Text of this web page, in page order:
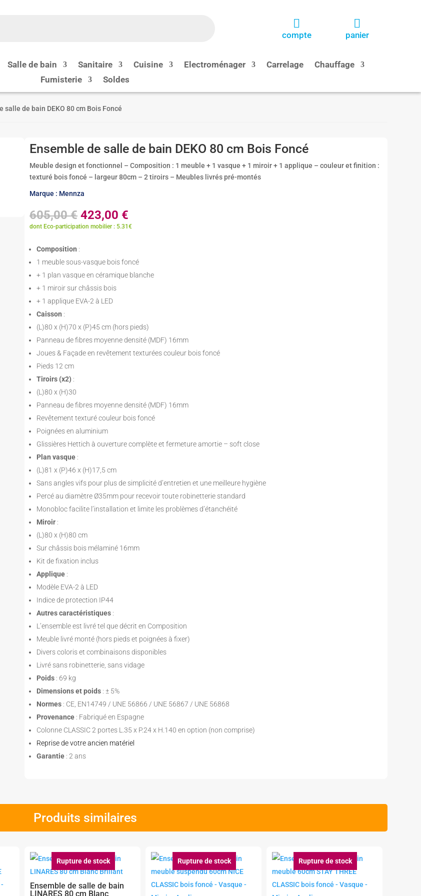

compte

panier
Salle de bain Sanitaire Cuisine Electroménager Carrelage
Chauffage
Fumisterie
Soldes
salle de bain DEKO 80 cm Bois Foncé
Ensemble de salle de bain DEKO 80 cm Bois Foncé
Meuble design et fonctionnel – Composition : 1 meuble + 1 vasque + 1 miroir + 1 applique – couleur et finition :
texturé bois foncé – largeur 80cm – 2 tiroirs – Meubles livrés pré-montés
Marque : Mennza
605,00€ Le
prix
605,00 €.
423,00 €
prix
423,00 €.
dont Eco-participation mobilier : 5.31€
Composition :
1 meuble sous-vasque bois foncé
+ 1 plan vasque en céramique blanche
+ 1 miroir sur châssis bois
+ 1 applique EVA-2 à LED
Caisson :
(L)80 x (H)70 x (P)45 cm (hors pieds)
Panneau de fibres moyenne densité (MDF) 16mm
Joues & Façade en revêtement texturées couleur bois foncé
Pieds 12 cm
Tiroirs (x2) :
(L)80 x (H)30
Panneau de fibres moyenne densité (MDF) 16mm
Revêtement texturé couleur bois foncé
Poignées en aluminium
Glissières Hettich à ouverture complète et fermeture amortie – soft close
Plan vasque :
(L)81 x (P)46 x (H)17,5 cm
Sans angles vifs pour plus de simplicité d’entretien et une meilleure hygiène
Percé au diamètre Ø35mm pour recevoir toute robinetterie standard
Monobloc facilite l’installation et limite les problèmes d’étanchéité
Miroir :
(L)80 x (H)80 cm
Sur châssis bois mélaminé 16mm
Kit de fixation inclus
Applique :
Modèle EVA-2 à LED
Indice de protection IP44
Autres caractéristiques :
L’ensemble est livré tel que décrit en Composition
Meuble livré monté (hors pieds et poignées à fixer)
Divers coloris et combinaisons disponibles
Livré sans robinetterie, sans vidage
Poids : 69 kg
Dimensions et poids : ± 5%
Normes : CE, EN14749 / UNE 56866 / UNE 56867 / UNE 56868
Provenance : Fabriqué en Espagne
Colonne CLASSIC 2 portes L.35 x P.24 x H.140 en option (non comprise)
Reprise de votre ancien matériel
Garantie : 2 ans
Produits similaires
Rupture de stock
Ensemble de salle de bain
LINARES 80 cm Blanc
Rupture de stock Rupture de stock